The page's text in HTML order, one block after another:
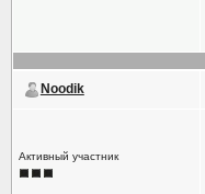
Noodik
Активный участник